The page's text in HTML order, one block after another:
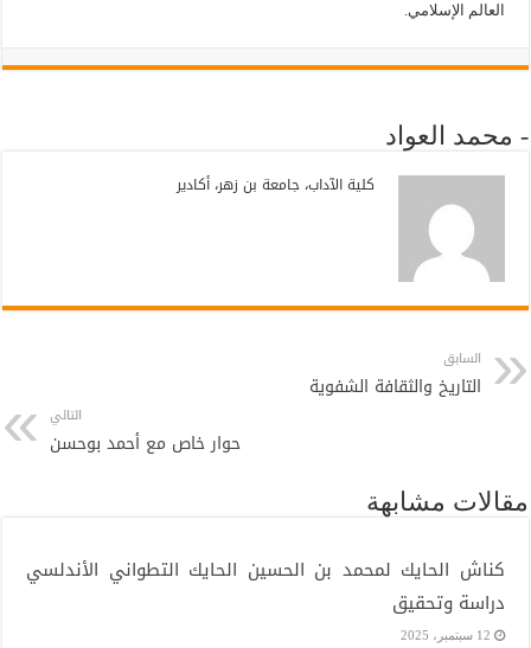
العالم الإسلامي.
- محمد العواد
كلية الآداب، جامعة بن زهر، أكادير
السابق
التاريخ والثقافة الشفوية
التالي
حوار خاص مع أحمد بوحسن
مقالات مشابهة
كناش الحايك لمحمد بن الحسين الحايك التطواني الأندلسي
دراسة وتحقيق
12 سبتمبر، 2025